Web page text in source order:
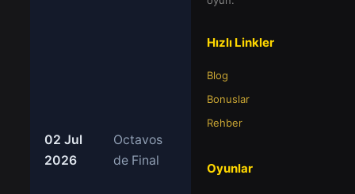
02 Jul
2026
Octavos
de Final
Hızlı Linkler
Blog
Bonuslar
Rehber
Oyunlar